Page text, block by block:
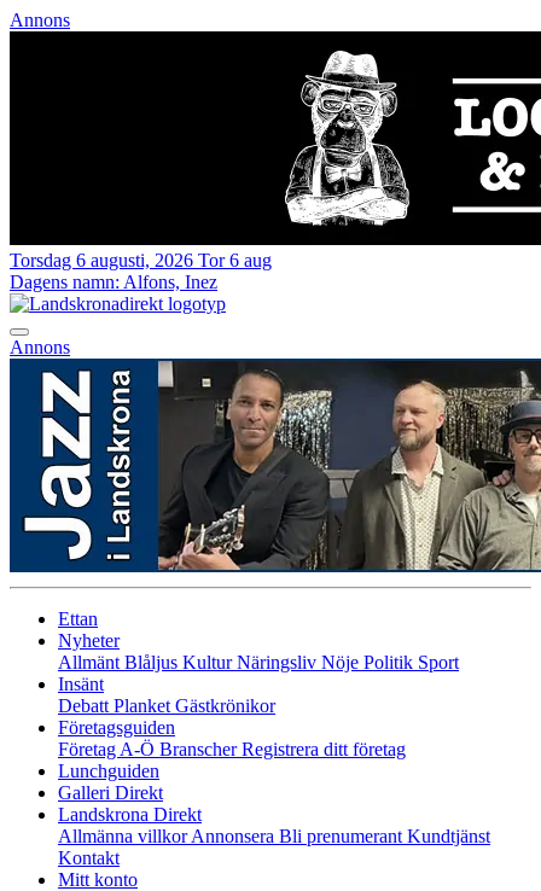
Annons
Torsdag 6 augusti, 2026 Tor 6 aug
Dagens namn: Alfons, Inez
Annons
Ettan
Nyheter
Allmänt Blåljus KulturNäringsliv Nöje Politik Sport
Insänt
Debatt Planket Gästkrönikor
Företagsguiden
Företag A-Ö BranscherRegistrera ditt företag
Lunchguiden
Galleri Direkt
Landskrona Direkt
Allmänna villkorAnnonsera Bli prenumerant Kundtjänst
Kontakt
Mitt konto